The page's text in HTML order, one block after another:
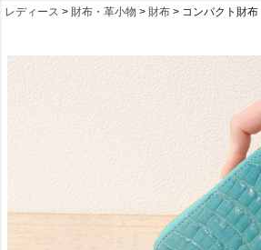
レディース 財布・革小物 財布 コンパクト財布